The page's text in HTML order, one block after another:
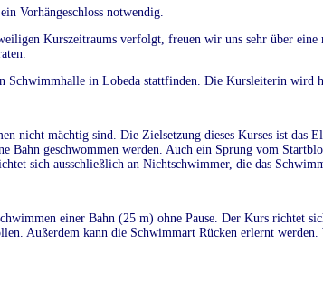
Vorhängeschloss notwendig.
Kurszeitraums verfolgt, freuen wir uns sehr über eine
Schwimmhalle in Lobeda stattfinden. Die Kursleiterin wird
nicht mächtig sind. Die Zielsetzung dieses Kurses ist das
Bahn geschwommen werden. Auch ein Sprung vom
sich ausschließlich an Nichtschwimmer, die das
einer Bahn (25 m) ohne Pause. Der Kurs richtet
Außerdem kann die Schwimmart Rücken erlernt